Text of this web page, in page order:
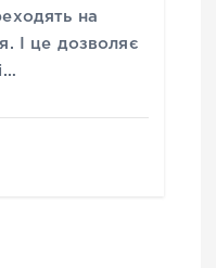
на
І це дозволяє